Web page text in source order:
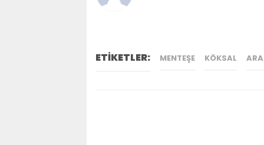
ETİKETLER: MENTEŞE KÖKSAL